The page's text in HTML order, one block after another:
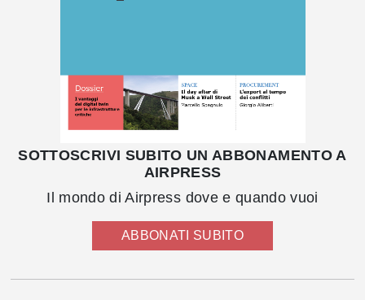
SOTTOSCRIVI SUBITO UN ABBONAMENTO A
AIRPRESS
Il mondo di Airpress dove e quando vuoi
ABBONATI SUBITO